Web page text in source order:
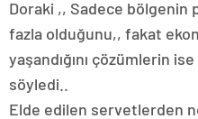
Doraki ,, Sadece
fazla olduğunu,, fakat
yaşandığını çözümlerin
söyledi..
Elde edilen servetlerden